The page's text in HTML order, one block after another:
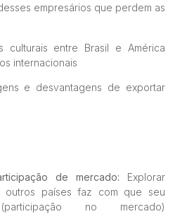
empresários que perdem as
culturais entre Brasil e América
internacionais
e desvantagens de exportar
de mercado: Explorar
outros países faz com que seu
no mercado)